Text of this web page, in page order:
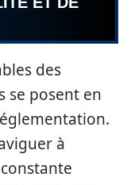
des
se posent en
à